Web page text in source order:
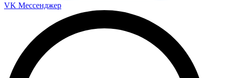
VK Мессенджер